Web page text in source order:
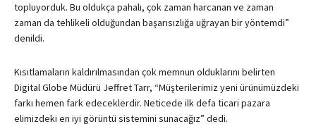
topluyorduk. Bu oldukça pahalı, çok zaman harcanan ve zaman
zaman da tehlikeli olduğundan başarısızlığa uğrayan bir yöntemdi”
denildi.
Kısıtlamaların kaldırılmasından çok memnun olduklarını belirten
Digital Globe Müdürü Jeffret Tarr, “Müşterilerimiz yeni ürünümüzdeki
farkı hemen fark edeceklerdir. Neticede ilk defa ticari pazara
elimizdeki en iyi görüntü sistemini sunacağız” dedi.